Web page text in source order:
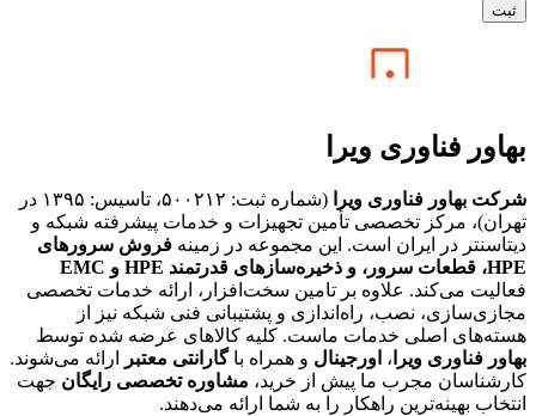
بهاور فناوری ویرا
شرکت بهاور فناوری ویرا
(شماره ثبت: ۵۰۰۲۱۲، تاسیس: ۱۳۹۵ در
تهران)، مرکز تخصصی تأمین تجهیزات و خدمات پیشرفته شبکه و
دیتاسنتر در ایران است. این مجموعه در زمینه فروش سرورهای
HPE، قطعات سرور، و ذخیره‌سازهای قدرتمند HPE و EMC
فعالیت می‌کند. علاوه بر تامین سخت‌افزار، ارائه خدمات تخصصی
مجازی‌سازی، نصب، راه‌اندازی و پشتیبانی فنی شبکه نیز از
هسته‌های اصلی خدمات ماست. کلیه کالاهای عرضه شده توسط
بهاور فناوری ویرا ، اورجینال و همراه باگارانتی معتبر
ارائه می‌شوند.
کارشناسان مجرب ما پیش از خرید، مشاوره تخصصی رایگان جهت
انتخاب بهینه‌ترین راهکار را به شما ارائه می‌دهند.